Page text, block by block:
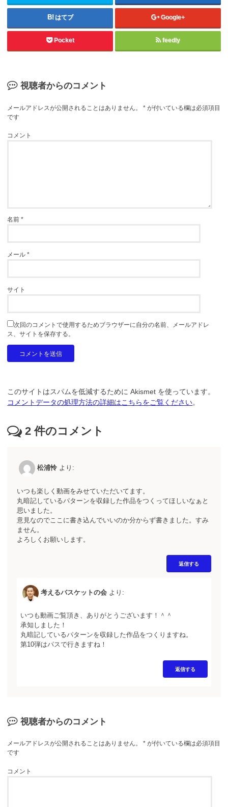
はてブ Google+
Pocket feedly
視聴者からのコメント
メールアドレスが公開されることはありません。 * が付いている欄は必須項目
です
コメント
名前*
メール*
サイト
次回のコメントで使用するためブラウザーに自分の名前、メールアドレ
ス、サイトを保存する。
このサイトはスパムを低減するために Akismet を使っています。
コメントデータの処理方法の詳細はこちらをご覧ください。
2 件のコメント
松浦怜 より:
いつも楽しく動画をみせていただいてます。
丸暗記しているパターンを収録した作品をつくってほしいなぁと
思いました。
意見なのでここに書き込んでいいのか分からず書きました。すみ
ません。
よろしくお願いします。
返信する
考えるバスケットの会 より:
いつも動画ご覧頂き、ありがとうございます！＾＾
承知しました！
丸暗記しているパターンを収録した作品をつくりますね。
第10弾はパスで行きますね！
返信する
視聴者からのコメント
メールアドレスが公開されることはありません。 * が付いている欄は必須項目
です
コメント